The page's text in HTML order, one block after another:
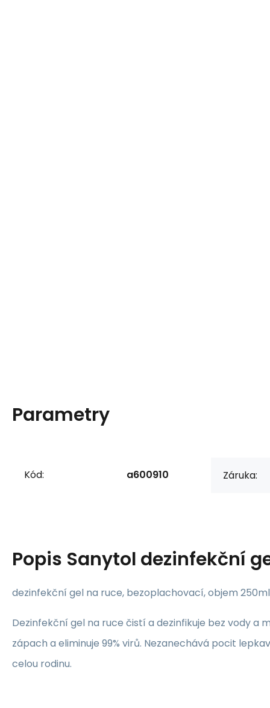
Parametry
Kód: a600910 Záruka:
Popis Sanytol dezinfekční
dezinfekční gel na ruce, bezoplachovací, objem 250ml
Dezinfekční gel na ruce čistí a dezinfikuje bez vody a
zápach a eliminuje 99% virů. Nezanechává pocit
celou rodinu.